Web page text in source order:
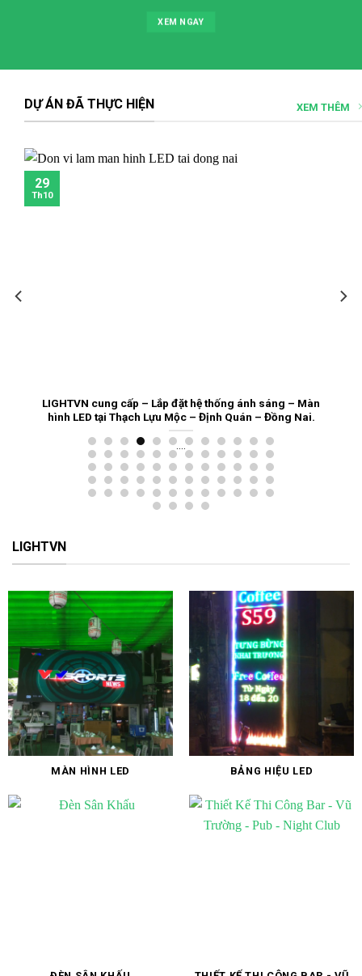
XEM NGAY
DỰ ÁN ĐÃ THỰC HIỆN XEM THÊM
Cung cấp – Thi công lắp đặt màn hình LED cỡ lớn tại tập
đoàn Riverside Palace.
....
LIGHTVN
MÀN HÌNH LED BẢNG HIỆU LED